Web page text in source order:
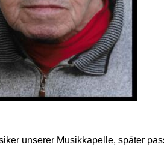
unserer Musikkapelle, später